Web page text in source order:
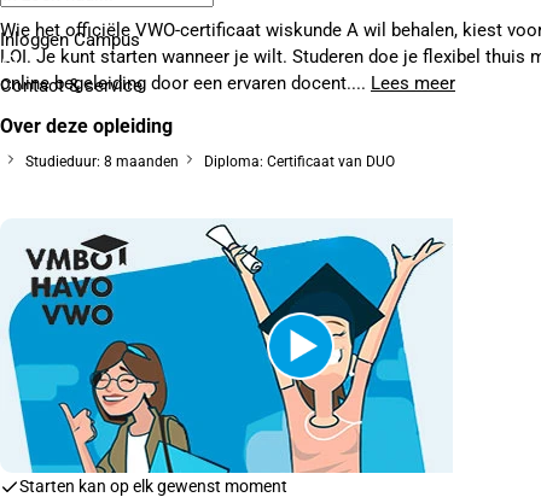
Inloggen Campus
Contact& service
Wie het officiële VWO-certificaat wiskunde A wil behalen, kiest
LOI. Je kunt starten wanneer je wilt. Studeren doe je flexibel thuis
online begeleiding door een ervaren docent.... Lees meer
Over deze opleiding
Studieduur: 8 maanden Diploma: Certificaat van DUO
Starten kan op elk gewenst moment